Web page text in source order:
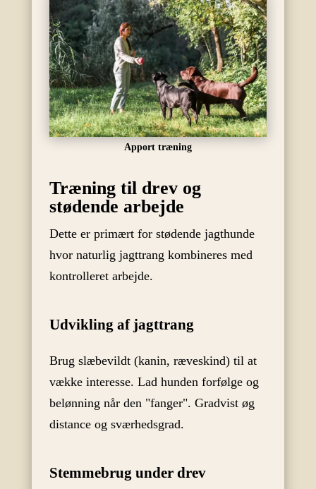
Apport træning
Træning til drev og
stødende arbejde
Dette er primært for stødende jagthunde
hvor naturlig jagttrang kombineres med
kontrolleret arbejde.
Udvikling af jagttrang
Brug slæbevildt (kanin, ræveskind) til at
vække interesse. Lad hunden forfølge og
belønning når den "fanger". Gradvist øg
distance og sværhedsgrad.
Stemmebrug under drev